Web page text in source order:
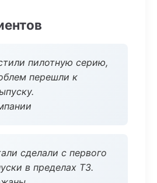
пилотную серию,
перешли к
сделали с первого
в пределах ТЗ.